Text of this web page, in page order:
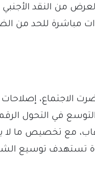
من النقد
مباشرة للحد من
الاجتماع،
في التحول
تستهدف توسيع